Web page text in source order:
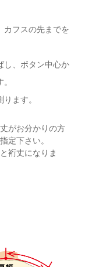
フスの先までを
、ボタン中心か
ます。
がお分かりの方
定下さい。
裄丈になりま